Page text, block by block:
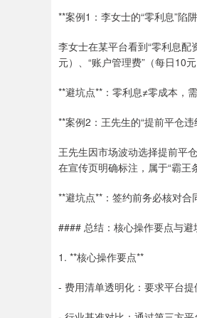
**案例1：李女士的“零利息”陷
李女士在某平台看到“零利息配
元）、“账户管理费”（每日10
**避坑点**：零利息≠零成本，
**案例2：王先生的“提前平仓违
王先生因市场波动选择提前平
在宣传页明确标注，属于“霸王
**避坑点**：签约前务必核对合
#### 总结：核心操作要点与避
1. **核心操作要点**
- 费用清单透明化：要求平台提